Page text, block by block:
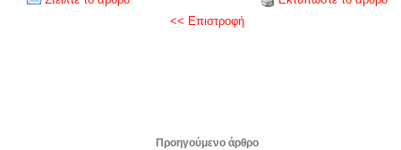
<< Επιστροφή
Προηγούμενο άρθρο